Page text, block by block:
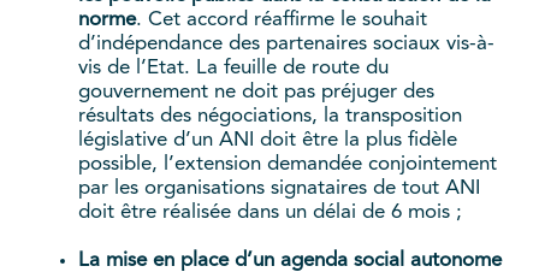
norme. Cet accord réaffirme le souhait
d’indépendance des partenaires sociaux vis-à-
vis de l’Etat. La feuille de route du
gouvernement ne doit pas préjuger des
résultats des négociations, la transposition
législative d’un ANI doit être la plus fidèle
possible, l’extension demandée conjointement
par les organisations signataires de tout ANI
doit être réalisée dans un délai de 6 mois ;
La mise en place d’un agenda social autonome